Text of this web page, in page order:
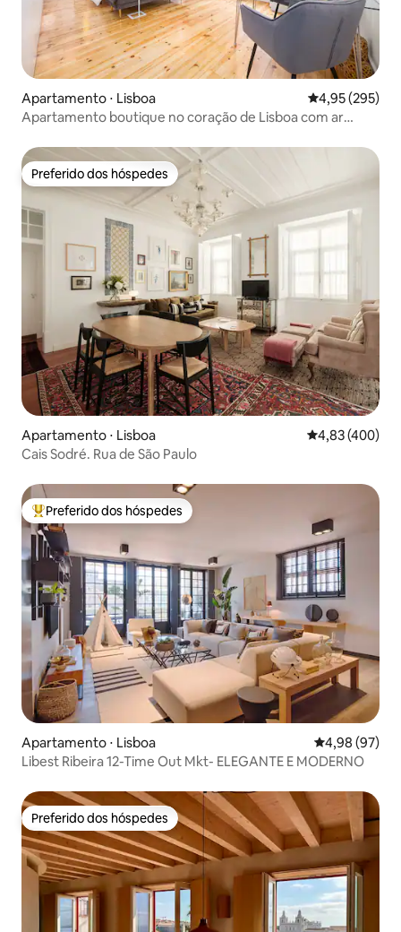
Apartamento ⋅ Lisboa 4,95 de uma
4,95 (295)
Apartamento boutique no coração de Lisboa com ar
Preferido dos hóspedes
Preferido dos hóspedes
Apartamento ⋅ Lisboa 4,83 de uma
4,83 (400)
Cais Sodré. Rua de São Paulo
Entre os melhores preferidos dos hóspedes
Preferido dos hóspedes
Apartamento ⋅ Lisboa 4,98 de uma
4,98 (97)
Libest Ribeira 12-Time Out Mkt- ELEGANTE E MODERNO
Preferido dos hóspedes
Preferido dos hóspedes